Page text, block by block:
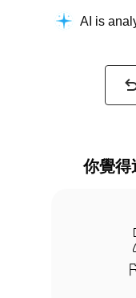
AI is
你覺得